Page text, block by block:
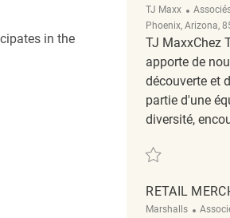
in the
TJ Maxx
Phoenix, Arizona,
TJ MaxxChez
apporte de
découverte et
partie d'une
diversité,
RETAIL
Marshalls